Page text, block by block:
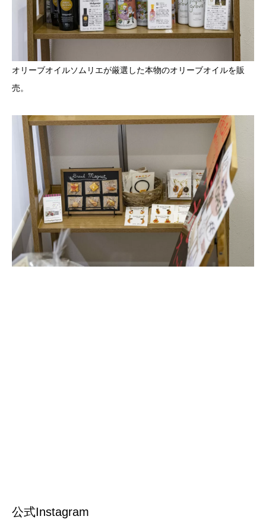
オリーブオイルソムリエが厳選した本物のオリーブオイルを販
売。
公式Instagram